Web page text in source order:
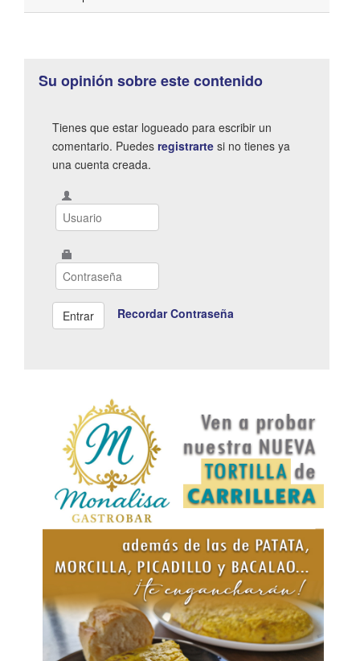
Su opinión sobre este contenido
Tienes que estar logueado para escribir un
comentario. Puedes registrarte si no tienes ya
una cuenta creada.
Recordar Contraseña